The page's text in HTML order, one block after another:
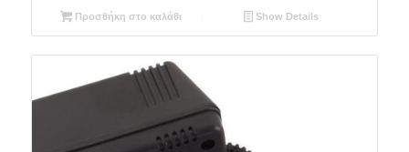
Προσθήκη στο καλάθι Show Details